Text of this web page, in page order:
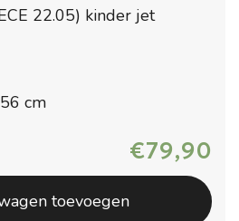
22.05) kinder jet
cm
€79,90
toevoegen